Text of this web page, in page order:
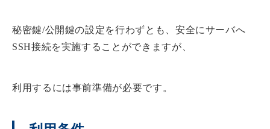
秘密鍵/公開鍵の設定を行わずとも、安全にサーバへ
SSH接続を実施することができますが、
利用するには事前準備が必要です。